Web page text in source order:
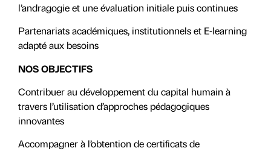
l’andragogie et une évaluation initiale puis continues
Partenariats académiques, institutionnels et E-learning
adapté aux besoins
NOS OBJECTIFS
Contribuer au développement du capital humain à
travers l’utilisation d’approches pédagogiques
innovantes
Accompagner à l’obtention de certificats de